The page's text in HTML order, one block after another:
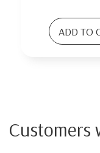
ADD TO
Customers